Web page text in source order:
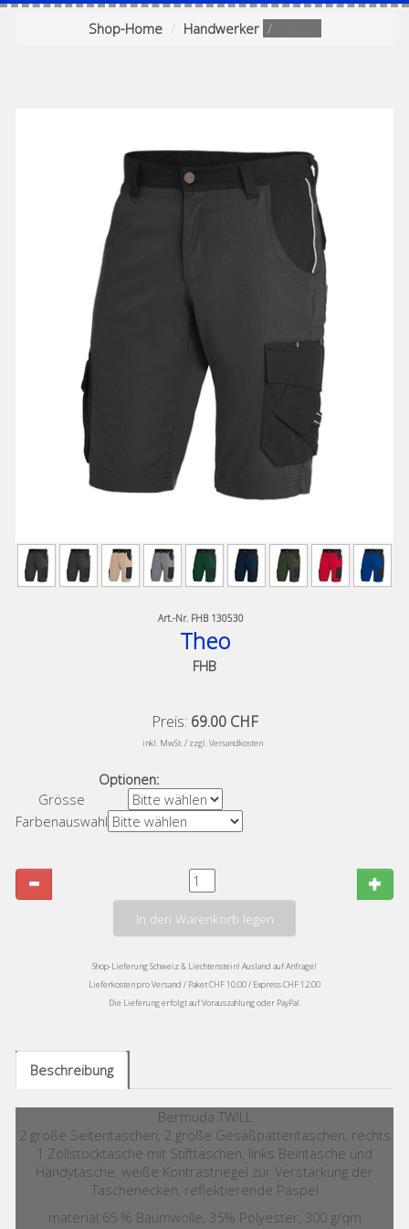
Shop-Home Handwerker
Art.-Nr. FHB 130530
Theo
FHB
Preis: 69.00 CHF
inkl. MwSt. / zzgl. Versandkosten
Optionen:
Grösse
Farbenauswahl
In den Warenkorb legen
Shop-Lieferung Schweiz & Liechtenstein! Ausland auf Anfrage!
Lieferkosten pro Versand / Paket CHF 10.00 / Express CHF 12.00
Die Lieferung erfolgt auf Vorauszahlung oder PayPal.
Beschreibung
Bermuda TWILL
2 große Seitentaschen, 2 große Gesäßpattentaschen, rechts
1 Zollstocktasche mit Stifttaschen, links Beintasche und
Handytasche, weiße Kontrastriegel zur Verstärkung der
Taschenecken, reflektierende Paspel
material:65 % Baumwolle, 35% Polyester, 300 g/qm